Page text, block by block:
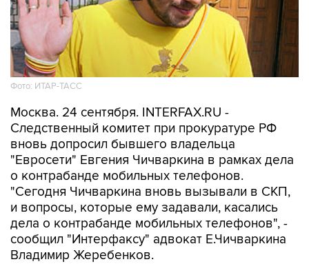
Фото: ИТАР-ТАСС
Москва. 24 сентября. INTERFAX.RU -
Следственный комитет при прокуратуре РФ
вновь допросил бывшего владельца
"Евросети" Евгения Чичваркина в рамках дела
о контрабанде мобильных телефонов.
"Сегодня Чичваркина вновь вызывали в СКП,
и вопросы, которые ему задавали, касались
дела о контрабанде мобильных телефонов", -
сообщил "Интерфаксу" адвокат Е.Чичваркина
Владимир Жеребенков.